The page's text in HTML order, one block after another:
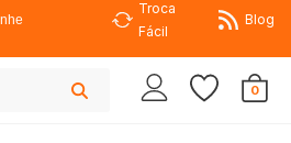
Troca
Fácil
Blog
0